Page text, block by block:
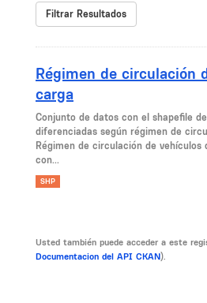
Filtrar Resultados
Régimen de circulación
carga
Conjunto de datos con el shapefile
diferenciadas según régimen de
Régimen de circulación de vehículos
con...
SHP
Usted también puede acceder a este
Documentacion del API CKAN).